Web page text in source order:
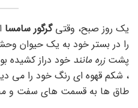
یک روز صبح، وقتیگرگور سامسا
را در بستر خود به یک حیوان
پشتزره مانند خود دراز کشیده
، شکم قهوه ای رنگ خود را می
طاق ها به قسمت های سفت و